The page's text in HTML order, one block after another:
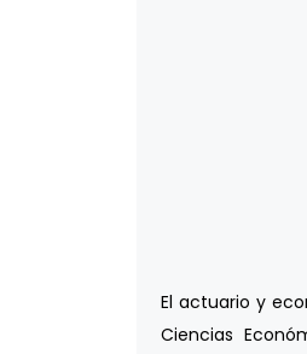
El actuario y
Ciencias